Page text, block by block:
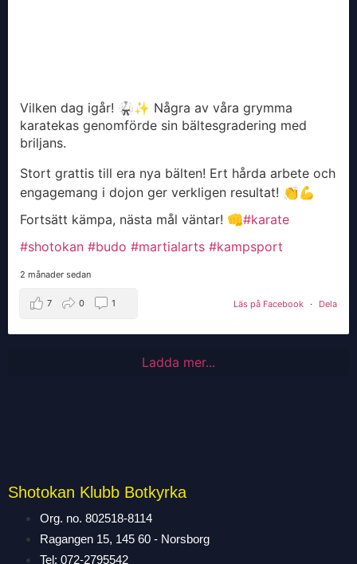
Vilken dag igår! 🥋✨ Några av våra grymma
karatekas genomförde sin bältesgradering med
briljans.
Stort grattis till era nya bälten! Ert hårda arbete och
engagemang i dojon ger verkligen resultat! 👏💪
Fortsätt kämpa, nästa mål väntar! 👊#karate
#shotokan #budo #martialarts #kampsport
2 månader sedan
Läs på Facebook · Dela
7 0 1
Ladda mer...
Shotokan Klubb Botkyrka
Org. no. 802518-8114
Ragangen 15, 145 60 - Norsborg
Tel: 072-2795542